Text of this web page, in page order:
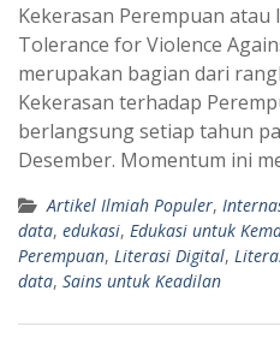
A
p
p
r
a
m
Kekerasan Perempuan
Tolerance for Violence
merupakan bagian dari
Kekerasan terhadap
berlangsung setiap tahun
Desember. Momentum ini
Artikel Ilmiah Populer,
data, edukasi, Edukasi untuk
Perempuan, Literasi Digital,
data, Sains untuk Keadilan